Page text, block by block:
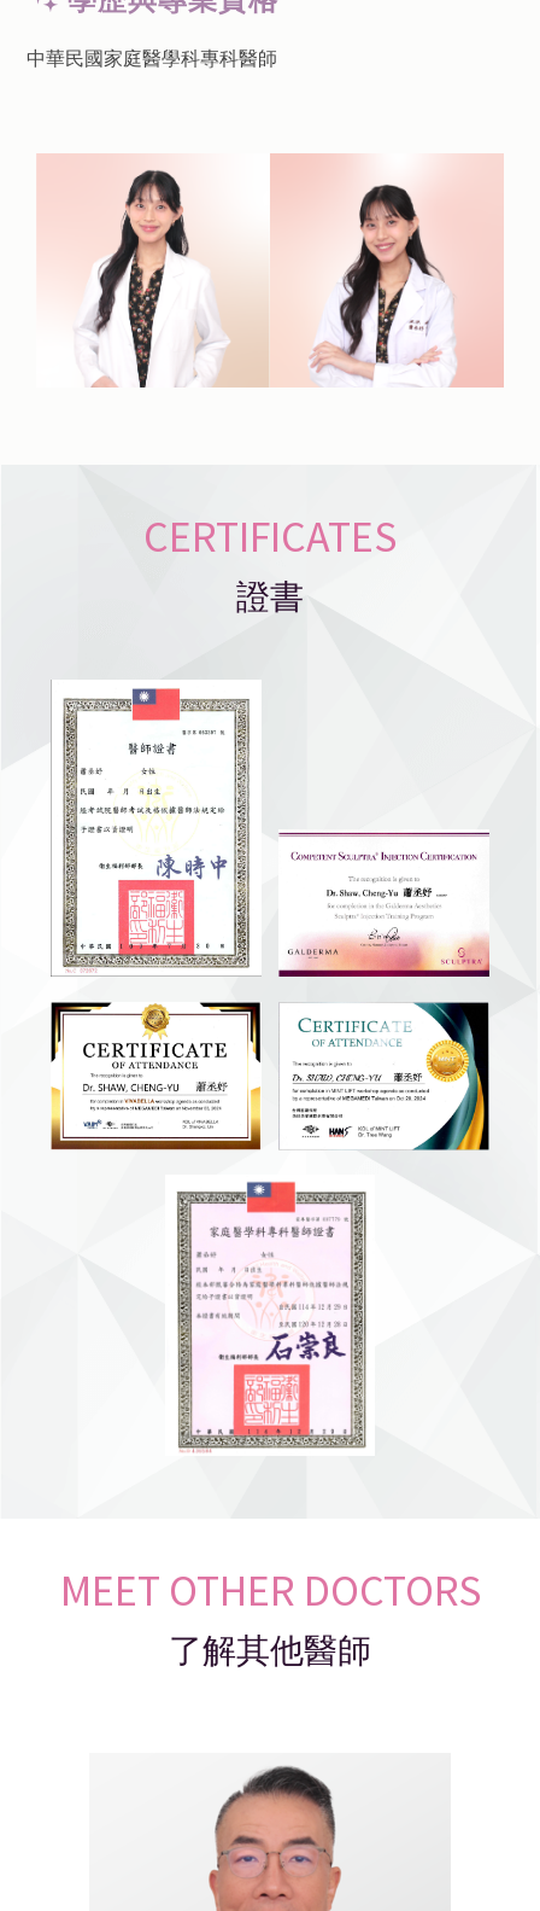
中華民國家庭醫學科專科醫師
CERTIFICATES
證書
MEET OTHER DOCTORS
了解其他醫師